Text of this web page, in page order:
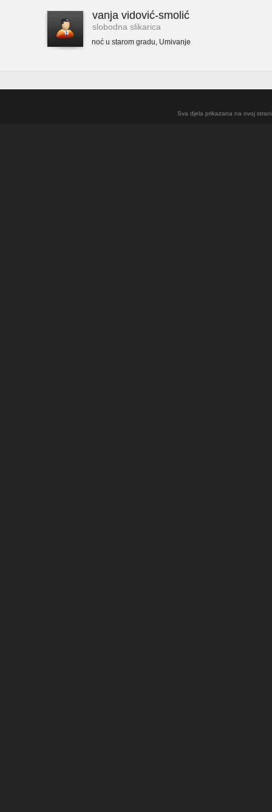
vanja vidović-smolić
slobodna slikarica
noć u starom gradu, Umivanje
Sva djela prikazana na ovoj